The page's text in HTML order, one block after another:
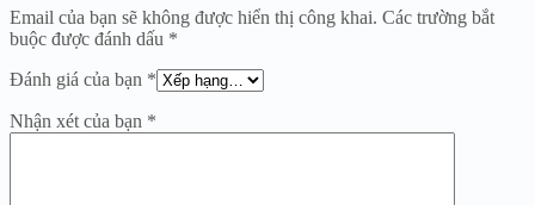
Email của bạn sẽ không được hiển thị công khai. Các trường bắt
buộc được đánh dấu *
Đánh giá của bạn *
Nhận xét của bạn *